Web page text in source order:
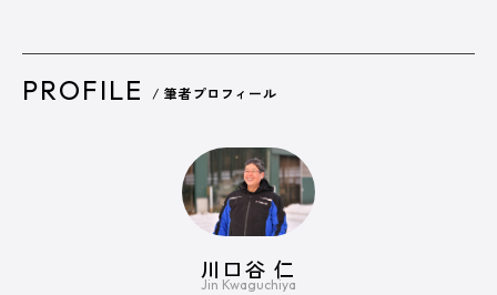
PROFILE / 筆者プロフィール
川口谷 仁
Jin Kwaguchiya